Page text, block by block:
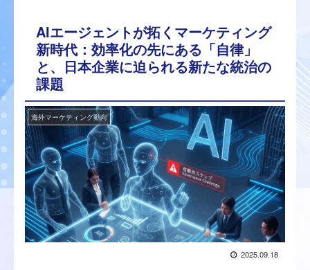
AIエージェントが拓くマーケティング
新時代：効率化の先にある「自律」
と、日本企業に迫られる新たな統治の
課題
海外マーケティング動向
2025.09.18